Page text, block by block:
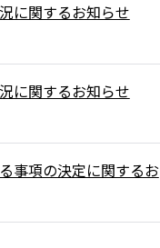
に関するお知らせ
に関するお知らせ
事項の決定に関するお